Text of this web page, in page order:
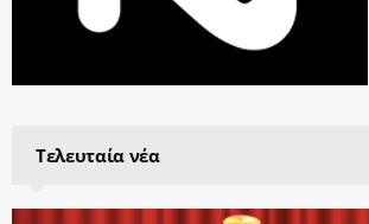
Τελευταία νέα